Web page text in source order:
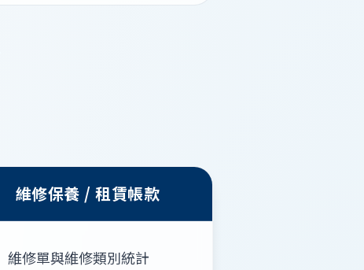
維修保養 / 租賃帳款
維修單與維修類別統計